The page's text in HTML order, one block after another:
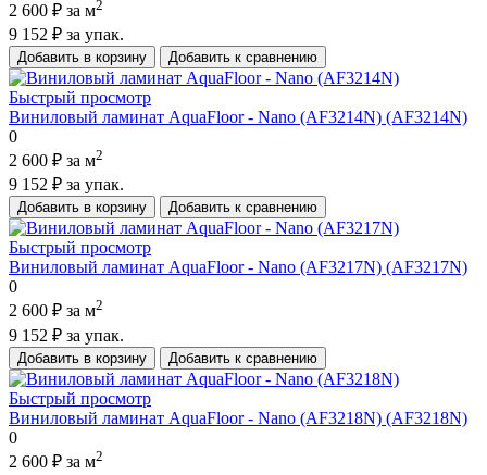
2 600 ₽ за м2
9 152 ₽ за упак.
Добавить в корзину Добавить к сравнению
Быстрый просмотр
Виниловый ламинат AquaFloor - Nano (AF3214N) (AF3214N)
0
2 600 ₽ за м2
9 152 ₽ за упак.
Добавить в корзину Добавить к сравнению
Быстрый просмотр
Виниловый ламинат AquaFloor - Nano (AF3217N) (AF3217N)
0
2 600 ₽ за м2
9 152 ₽ за упак.
Добавить в корзину Добавить к сравнению
Быстрый просмотр
Виниловый ламинат AquaFloor - Nano (AF3218N) (AF3218N)
0
2 600 ₽ за м2